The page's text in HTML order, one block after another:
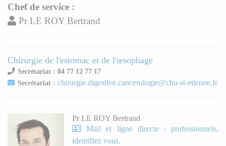
Chef de service :
Pr LE ROY Bertrand
Chirurgie de l'estomac et de l'œsophage
Secrétariat : 04 77 12 77 17
Secrétariat :chirurgie.digestive.cancerologie@chu-st-etienne.fr
Pr LE ROY Bertrand
Mail et ligne directe : professionnels,
identifiez vous.